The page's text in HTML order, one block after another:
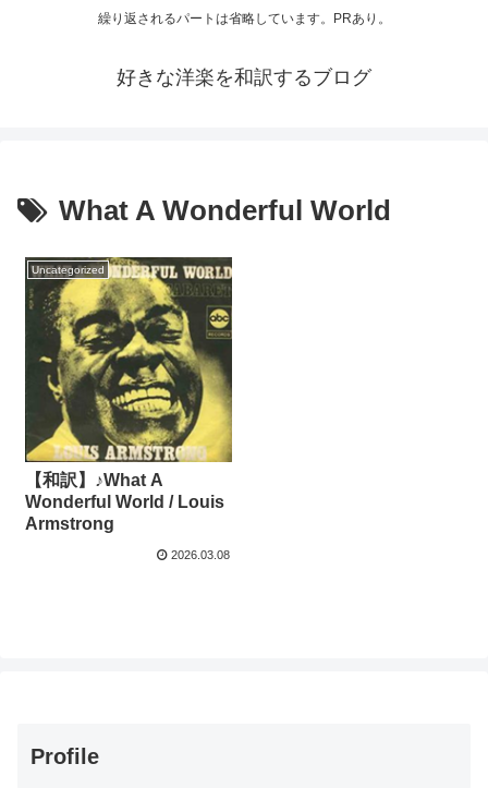
繰り返されるパートは省略しています。PRあり。
好きな洋楽を和訳するブログ
What A Wonderful World
Uncategorized
【和訳】♪What A
Wonderful World / Louis
Armstrong
2026.03.08
Profile